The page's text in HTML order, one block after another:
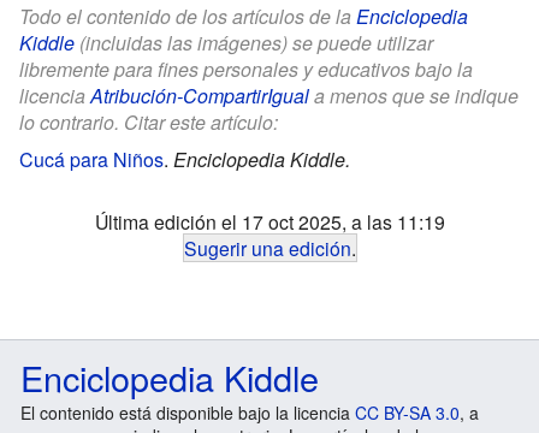
Todo el contenido de los artículos de la Enciclopedia
Kiddle (incluidas las imágenes) se puede utilizar
libremente para fines personales y educativos bajo la
licencia Atribución-CompartirIguala menos que se indique
lo contrario. Citar este artículo:
Cucá para Niños. Enciclopedia Kiddle.
Última edición el 17 oct 2025, a las 11:19
Sugerir una edición.
Enciclopedia Kiddle
El contenido está disponible bajo la licencia CC BY-SA 3.0, a